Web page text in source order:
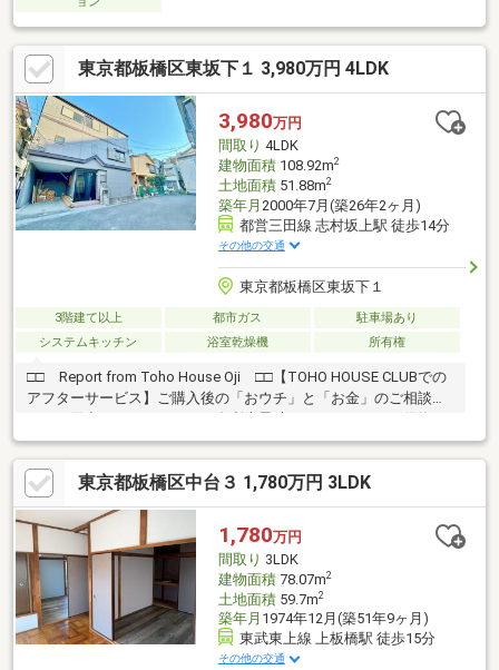
東京都板橋区東坂下１ 3,980万円 4LDK
3,980万円
間取り 4LDK
建物面積108.92m2
土地面積51.88m2
築年月 2000年7月(築26年2ヶ月)
都営三田線 志村坂上駅 徒歩14分
その他の交通
東京都板橋区東坂下１
3階建て以上 都市ガス
駐車場あり
システムキッチン
浴室乾燥機 所有権
□□ Report from Toho House Oji □□【TOHO HOUSE CLUBでの
アフターサービス】ご購入後の「おウチ」と「お金」のご相談窓
口をご用意しております！・金利上昇時のリスクヘッジ、借換え
相談、繰上返済のタイミング、各種保険の見直し・・・etc・おウ
チの設備保証や定期点検、駆け付けサービス・・・etc購入前のタ
イミングは勿論、購入後のご不安につきましてもご相談可能で
す！まずはお気軽に現地をご覧下さいませ。物件の詳細につい
て、ご見学希望のお客様は下記番号までお気軽にご連絡下さい。
お問い合わせ専用フリーダイヤル ： ０１２０－６６１－０４０
東京都板橋区中台３ 1,780万円 3LDK
1,780万円
間取り 3LDK
建物面積78.07m2
土地面積59.7m2
築年月 1974年12月(築51年9ヶ月)
東武東上線 上板橋駅 徒歩15分
その他の交通